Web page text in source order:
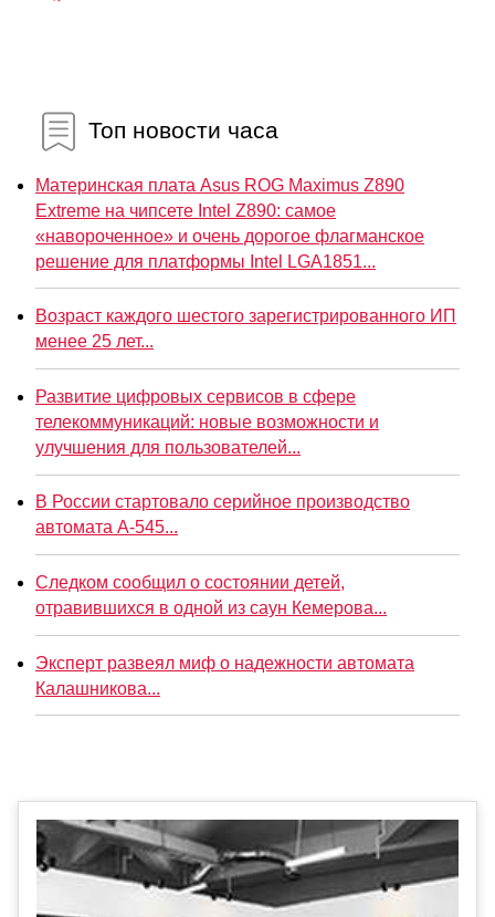
Топ новости часа
Материнская плата Asus ROG Maximus Z890
Extreme на чипсете Intel Z890: самое
«навороченное» и очень дорогое флагманское
решение для платформы Intel LGA1851...
Возраст каждого шестого зарегистрированного ИП
менее 25 лет...
Развитие цифровых сервисов в сфере
телекоммуникаций: новые возможности и
улучшения для пользователей...
В России стартовало серийное производство
автомата А-545...
Следком сообщил о состоянии детей,
отравившихся в одной из саун Кемерова...
Эксперт развеял миф о надежности автомата
Калашникова...